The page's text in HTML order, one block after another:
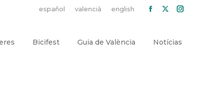
español valencià english
Facebook
opens
X
opensopens
Bicifest Guia de València Notícias